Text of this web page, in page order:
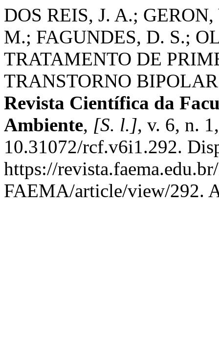
DOS REIS, J. A.;
M.; FAGUNDES, D. S.;
TRATAMENTO DE
TRANSTORNO
Revista Científica da
Ambiente, [S. l.], v. 6, n.
10.31072/rcf.v6i1.292.
https://
FAEMA/article/view/292.